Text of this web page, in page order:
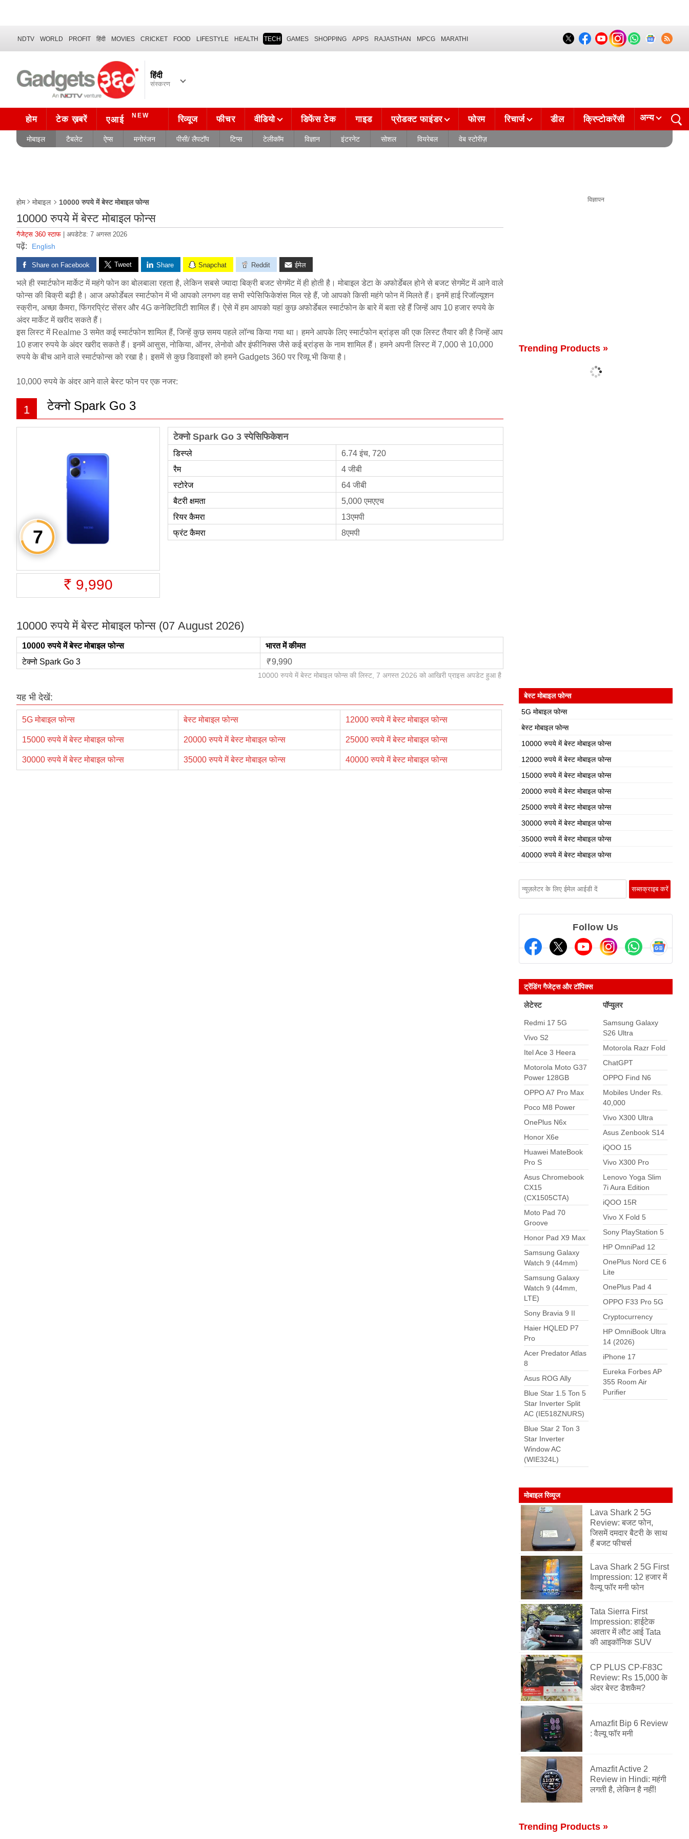
NDTV WORLD PROFIT हिंदी MOVIES CRICKET FOOD LIFESTYLE HEALTH TECH GAMES SHOPPING APPS RAJASTHAN MPCG MARATHI
हिंदी
संस्करण
होम टेक ख़बरें एआई NEW रिव्यूज फीचर वीडियो डिफेंस टेक गाइड प्रोडक्ट फाइंडर फोरम रिचार्ज डील क्रिप्टोकरेंसी अन्य
मोबाइल टैबलेट ऐप्स मनोरंजन पीसी/ लैपटॉप टिप्स टेलीकॉम विज्ञान इंटरनेट सोशल वियरेबल वेब स्टोरीज़
होम मोबाइल 10000 रुपये में बेस्ट मोबाइल फोन्स
10000 रुपये में बेस्ट मोबाइल फोन्स
गैजेट्स 360 स्टाफ | अपडेटेड: 7 अगस्त 2026
Share on Facebook Tweet Share Snapchat Reddit ईमेल
भले ही स्मार्टफोन मार्केट में महंगे फोन का बोलबाला रहता है, लेकिन सबसे ज्यादा बिक्री बजट सेगमेंट में ही होती है। मोबाइल डेटा के अफोर्डेबल होने से बजट सेगमेंट में आने वाले
फोन्स की बिक्री बढ़ी है। आज अफोर्डेबल स्मार्टफोन में भी आपको लगभग वह सभी स्पेसिफिकेशंस मिल रहे हैं, जो आपको किसी महंगे फोन में मिलते हैं। इनमें हाई रिजॉल्यूशन
स्क्रीन, अच्छा कैमरा, फिंगरप्रिंट सेंसर और 4G कनेक्टिविटी शामिल हैं। ऐसे में हम आपको यहां कुछ अफोर्डेबल स्मार्टफोन के बारे में बता रहे हैं जिन्हें आप 10 हजार रुपये के
अंदर मार्केट में खरीद सकते हैं।
इस लिस्ट में Realme 3 समेत कई स्मार्टफोन शामिल हैं, जिन्हें कुछ समय पहले लॉन्च किया गया था। हमने आपके लिए स्मार्टफोन ब्रांड्स की एक लिस्ट तैयार की है जिन्हें आप
10 हजार रुपये के अंदर खरीद सकते हैं। इनमें आसुस, नोकिया, ऑनर, लेनोवो और इंफीनिक्स जैसे कई ब्रांड्स के नाम शामिल हैं। हमने अपनी लिस्ट में 7,000 से 10,000
रुपये के बीच आने वाले स्मार्टफोन्स को रखा है। इसमें से कुछ डिवाइसों को हमने Gadgets 360 पर रिव्यू भी किया है।
10,000 रुपये के अंदर आने वाले बेस्ट फोन पर एक नजर:
1 टेक्नो Spark Go 3
Rs. 9,990
टेक्नो Spark Go 3 स्पेसिफिकेशन
डिस्प्ले
6.74 इंच, 720
रैम
4 जीबी
स्टोरेज
64 जीबी
बैटरी क्षमता
5,000 एमएएच
रियर कैमरा
13एमपी
फ्रंट कैमरा
8एमपी
10000 रुपये में बेस्ट मोबाइल फोन्स (07 August 2026)
10000 रुपये में बेस्ट मोबाइल फोन्स
भारत में कीमत
टेक्नो Spark Go 3
₹9,990
10000 रुपये में बेस्ट मोबाइल फोन्स की लिस्ट, 7 अगस्त 2026 को आखिरी प्राइस अपडेट हुआ है
यह भी देखें:
5G मोबाइल फोन्स बेस्ट मोबाइल फोन्स 12000 रुपये में बेस्ट मोबाइल फोन्स
15000 रुपये में बेस्ट मोबाइल फोन्स 20000 रुपये में बेस्ट मोबाइल फोन्स 25000 रुपये में बेस्ट मोबाइल फोन्स
30000 रुपये में बेस्ट मोबाइल फोन्स 35000 रुपये में बेस्ट मोबाइल फोन्स 40000 रुपये में बेस्ट मोबाइल फोन्स
विज्ञापन
Trending Products »
बेस्ट मोबाइल फोन्स
5G मोबाइल फोन्स
बेस्ट मोबाइल फोन्स
10000 रुपये में बेस्ट मोबाइल फोन्स
12000 रुपये में बेस्ट मोबाइल फोन्स
15000 रुपये में बेस्ट मोबाइल फोन्स
20000 रुपये में बेस्ट मोबाइल फोन्स
25000 रुपये में बेस्ट मोबाइल फोन्स
30000 रुपये में बेस्ट मोबाइल फोन्स
35000 रुपये में बेस्ट मोबाइल फोन्स
40000 रुपये में बेस्ट मोबाइल फोन्स
Follow Us
ट्रेंडिंग गैजेट्स और टॉपिक्स
लेटेस्ट
Redmi 17 5G
Vivo S2
Itel Ace 3 Heera
Motorola Moto G37
Power 128GB
OPPO A7 Pro Max
Poco M8 Power
OnePlus N6x
Honor X6e
Huawei MateBook
Pro S
Asus Chromebook
CX15
(CX1505CTA)
Moto Pad 70
Groove
Honor Pad X9 Max
Samsung Galaxy
Watch 9 (44mm)
Samsung Galaxy
Watch 9 (44mm,
LTE)
Sony Bravia 9 II
Haier HQLED P7
Pro
Acer Predator Atlas
8
Asus ROG Ally
Blue Star 1.5 Ton 5
Star Inverter Split
AC (IE518ZNURS)
Blue Star 2 Ton 3
Star Inverter
Window AC
(WIE324L)
पॉप्युलर
Samsung Galaxy
S26 Ultra
Motorola Razr Fold
ChatGPT
OPPO Find N6
Mobiles Under Rs.
40,000
Vivo X300 Ultra
Asus Zenbook S14
iQOO 15
Vivo X300 Pro
Lenovo Yoga Slim
7i Aura Edition
iQOO 15R
Vivo X Fold 5
Sony PlayStation 5
HP OmniPad 12
OnePlus Nord CE 6
Lite
OnePlus Pad 4
OPPO F33 Pro 5G
Cryptocurrency
HP OmniBook Ultra
14 (2026)
iPhone 17
Eureka Forbes AP
355 Room Air
Purifier
मोबाइल रिव्यूज
Lava Shark 2 5G
Review: बजट फोन,
जिसमें दमदार बैटरी के साथ
हैं बजट फीचर्स
Lava Shark 2 5G First
Impression: 12 हजार में
वैल्यू फॉर मनी फोन
Tata Sierra First
Impression: हाईटेक
अवतार में लौट आई Tata
की आइकॉनिक SUV
CP PLUS CP-F83C
Review: Rs 15,000 के
अंदर बेस्ट डैशकैम?
Amazfit Bip 6 Review
: वैल्यू फॉर मनी
Amazfit Active 2
Review in Hindi: महंगी
लगती है, लेकिन है नहीं!
Trending Products »